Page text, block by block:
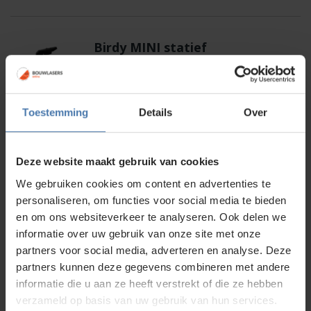
Toestemming Details Over
Deze website maakt gebruik van cookies
We gebruiken cookies om content en advertenties te
personaliseren, om functies voor social media te bieden
en om ons websiteverkeer te analyseren. Ook delen we
informatie over uw gebruik van onze site met onze
partners voor social media, adverteren en analyse. Deze
partners kunnen deze gegevens combineren met andere
informatie die u aan ze heeft verstrekt of die ze hebben
verzameld op basis van uw gebruik van hun services.
Birdy MINI statief
15,00
Op voorraad
29,00
Birdy TRP-MINI statief